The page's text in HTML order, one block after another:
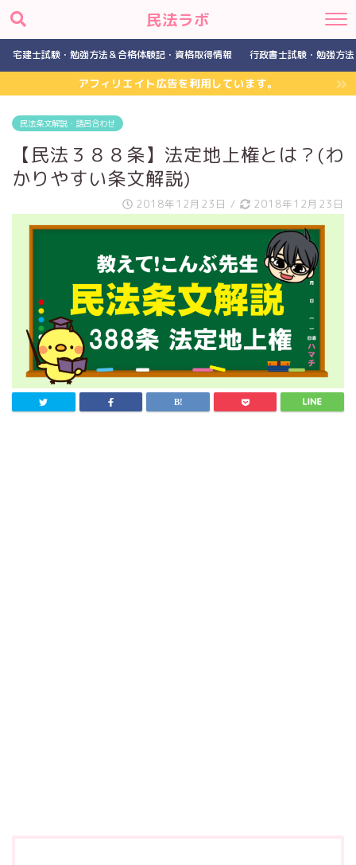
民法ラボ
宅建士試験・勉強方法＆合格体験記・資格取得情報 行政書士試験・勉強方
アフィリエイト広告を利用しています。
民法条文解説・語呂合わせ
【民法３８８条】法定地上権とは？(わ
かりやすい条文解説)
2018年12月23日 / 2018年12月23日